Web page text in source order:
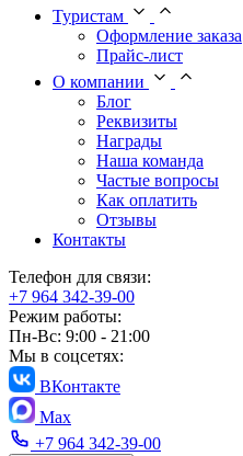
Туристам
Оформление заказа
Прайс-лист
О компании
Блог
Реквизиты
Награды
Наша команда
Частые вопросы
Как оплатить
Отзывы
Контакты
Телефон для связи:
+7 964 342-39-00
Режим работы:
Пн-Вс: 9:00 - 21:00
Мы в соцсетях:
ВКонтакте
Max
+7 964 342-39-00